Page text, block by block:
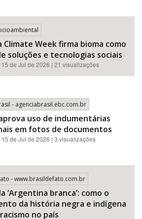
Climate Week firma bioma como
soluções e tecnologias sociais
de Jul de 2026 | 21 visualizações
- agenciabrasil.ebc.com.br
uso de indumentárias
em fotos de documentos
de Jul de 2026 | 3 visualizações
- www.brasildefato.com.br
‘Argentina branca’: como o
da história negra e indígena
no país